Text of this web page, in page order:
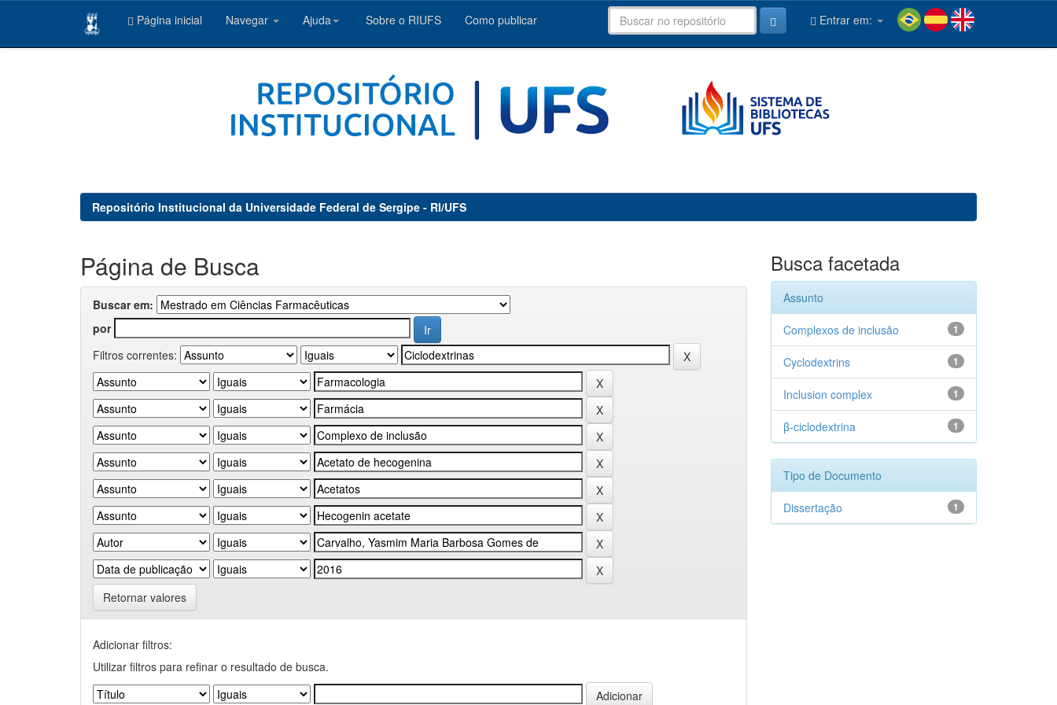
Página inicial Navegar Ajuda Sobre o RIUFS Como publicar Entrar em:
Repositório Institucional da Universidade Federal de Sergipe - RI/UFS
Página de Busca
Buscar em:
por
Filtros correntes:
Retornar valores
Adicionar filtros:
Utilizar filtros para refinar o resultado de busca.
Busca facetada
Assunto
1
Complexos de inclusão
1
Cyclodextrins
1
Inclusion complex
1
β-ciclodextrina
Tipo de Documento
1
Dissertação